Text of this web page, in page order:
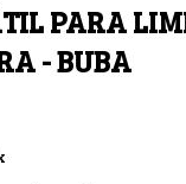
PARA
- BUBA